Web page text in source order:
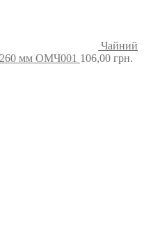
Чайний
мм ОМЧ001 106,00 грн.